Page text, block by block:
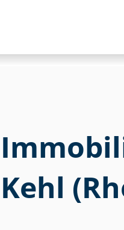
Kehl